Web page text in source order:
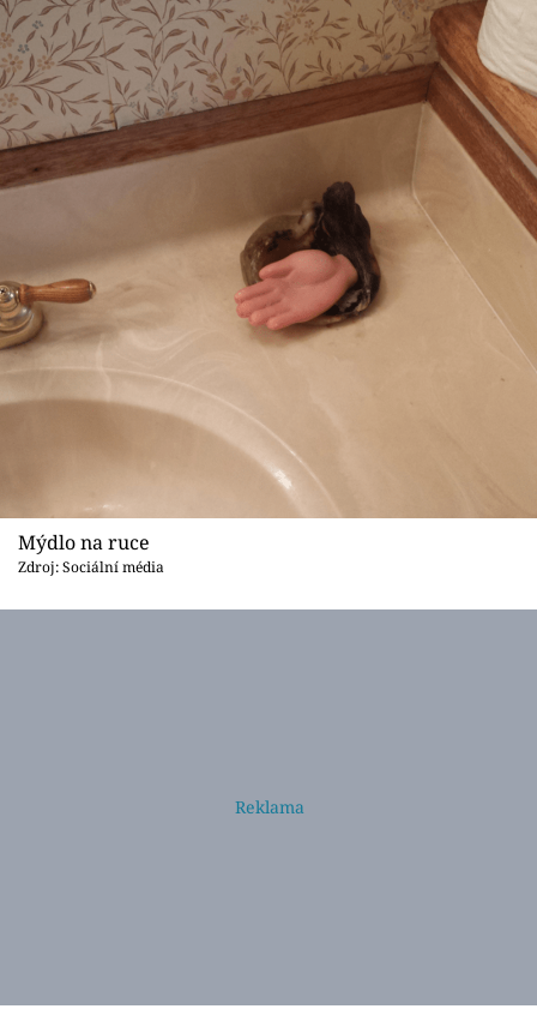
Videa
Sledujte prima+
Sledujte nás
Mýdlo na ruce
Zdroj: Sociální média